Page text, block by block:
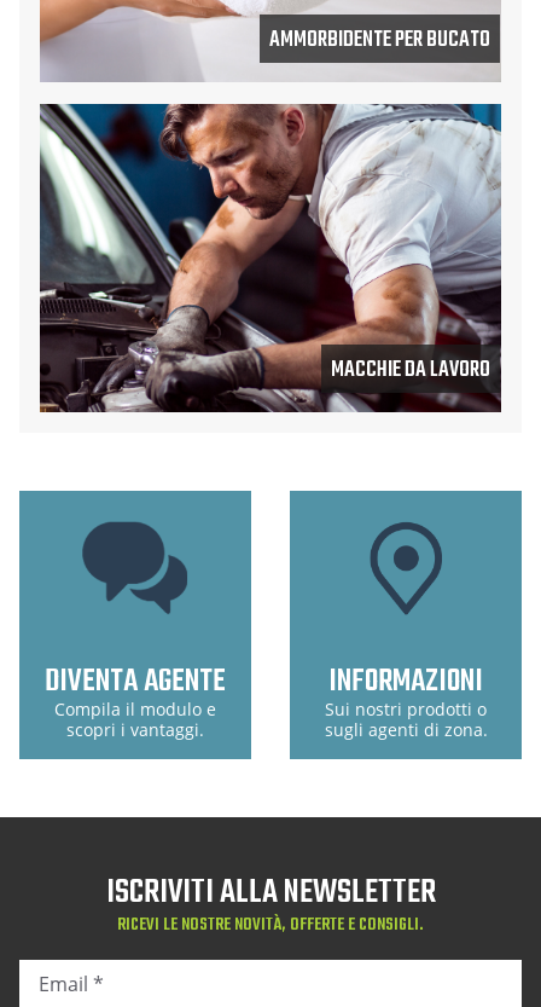
AMMORBIDENTE PER BUCATO
MACCHIE DA LAVORO
DIVENTA AGENTE
Compila il modulo e
scopri i vantaggi.
INFORMAZIONI
Sui nostri prodotti o
sugli agenti di zona.
ISCRIVITI ALLA NEWSLETTER
RICEVI LE NOSTRE NOVITÀ, OFFERTE E CONSIGLI.